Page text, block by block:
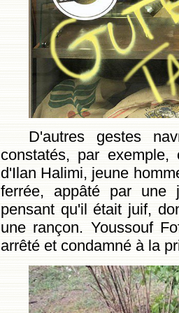
D'autres gestes
constatés, par
d'Ilan Halimi, jeune
ferrée, appâté par une
pensant qu'il était juif,
une rançon. Youssouf
arrêté et condamné à la